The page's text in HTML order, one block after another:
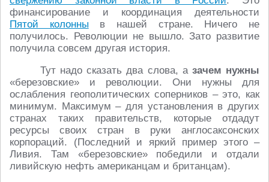
финансирование и координация деятельности
Пятой колонны в нашей стране. Ничего не
получилось. Революции не вышло. Зато развитие
получила совсем другая история.
Тут надо сказать два слова, а зачем нужны
«березовские» и революции. Они нужны для
ослабления геополитических соперников – это, как
минимум. Максимум – для установления в других
странах таких правительств, которые отдадут
ресурсы своих стран в руки англосаксонских
корпораций. (Последний и яркий пример этого –
Ливия. Там «березовские» победили и отдали
ливийскую нефть американцам и британцам).